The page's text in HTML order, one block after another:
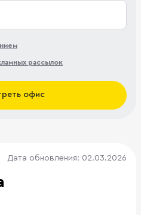
рассылок
офис
Дата обновления: 02.03.2026